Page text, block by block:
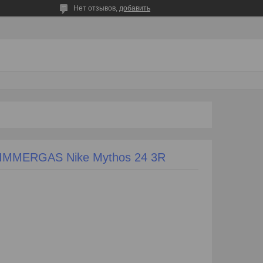
Нет отзывов, добавить
Nike Mythos 24 3R